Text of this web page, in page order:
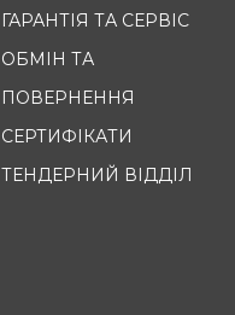
ГАРАНТІЯ ТА СЕРВІС
ОБМІН ТА
ПОВЕРНЕННЯ
СЕРТИФІКАТИ
ТЕНДЕРНИЙ ВІДДІЛ